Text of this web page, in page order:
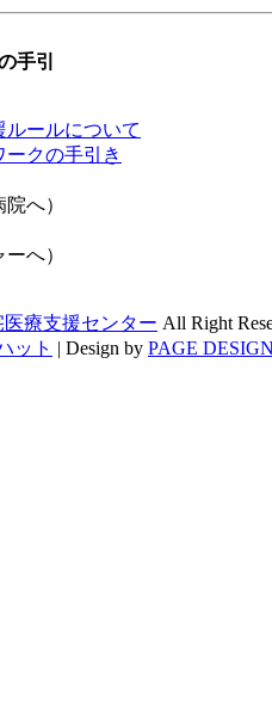
手引
ールについて
クの手引き
へ）
へ）
療支援センター All Right
ット | Design by PAGE